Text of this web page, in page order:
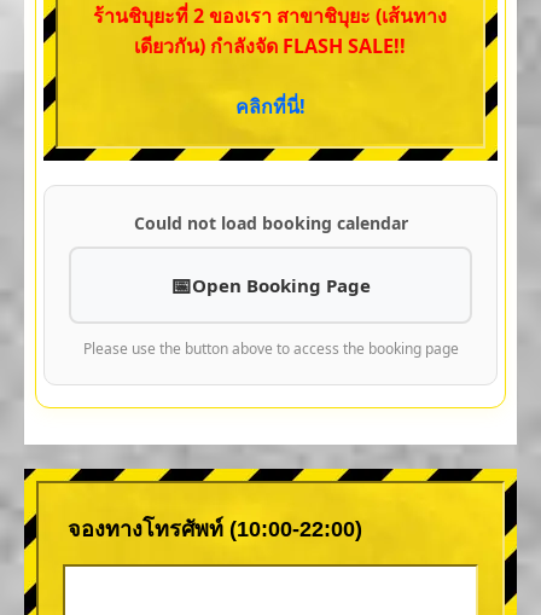
ร้านชิบุยะที่ 2 ของเรา สาขาชิบุยะ (เส้นทาง
เดียวกัน) กำลังจัด FLASH SALE!!
คลิกที่นี่!
Could not load booking calendar
Open Booking Page
Please use the button above to access the booking page
จองทางโทรศัพท์ (10:00-22:00)